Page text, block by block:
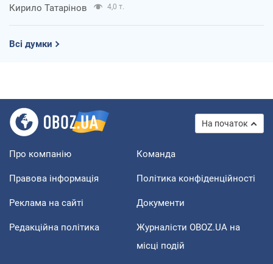
Кирило Татарінов 4,0 т.
Всі думки
На початок
Про компанію Команда
Правова інформація Політика конфіденційності
Реклама на сайті Документи
Редакційна політика
Журналісти OBOZ.UA на
місці подій